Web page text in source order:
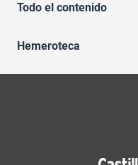
Todo el contenido
Hemeroteca